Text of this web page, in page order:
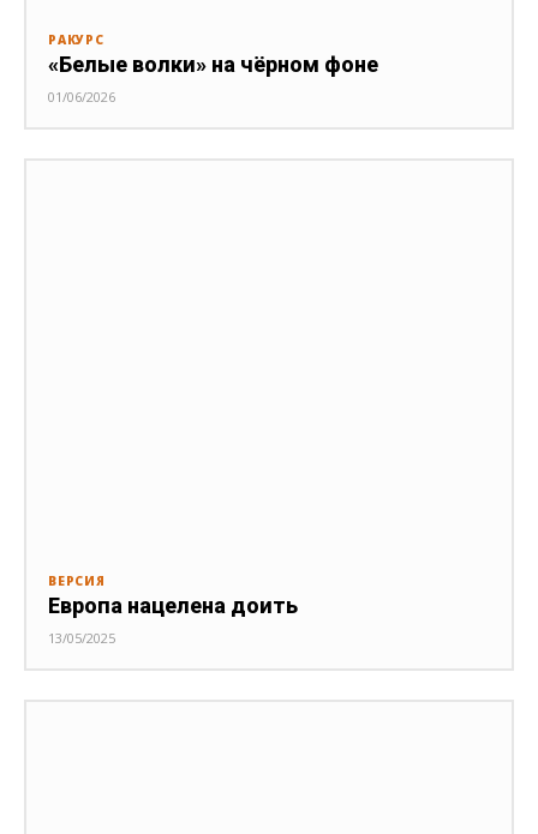
РАКУРС
«Белые волки» на чёрном фоне
01/06/2026
ВЕРСИЯ
Европа нацелена доить
13/05/2025